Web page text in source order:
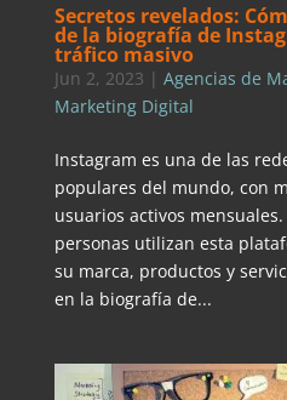
Secretos revelados:
de la biografía de
tráfico masivo
Jun 2, 2023 | Agencias de
Marketing Digital
Instagram es una de las
populares del mundo, con
usuarios activos
personas utilizan esta
su marca, productos y
en la biografía de...